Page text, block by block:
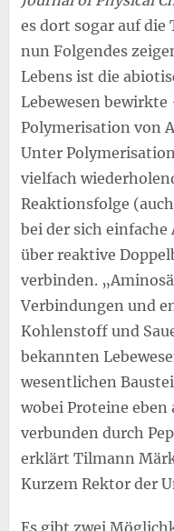
es dort sogar auf
nun Folgendes
Lebens ist die
Lebewesen
Polymerisation von
Unter
vielfach
Reaktionsfolge
bei der sich
über reaktive
verbinden.
Verbindungen und
Kohlenstoff und
bekannten
wesentlichen
wobei Proteine eben
verbunden durch
erklärt Tilmann
Kurzem Rektor der